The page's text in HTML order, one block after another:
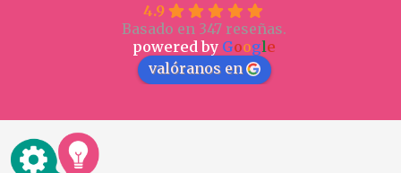
4.9
Basado en 347 reseñas.
powered by Google
valóranos en